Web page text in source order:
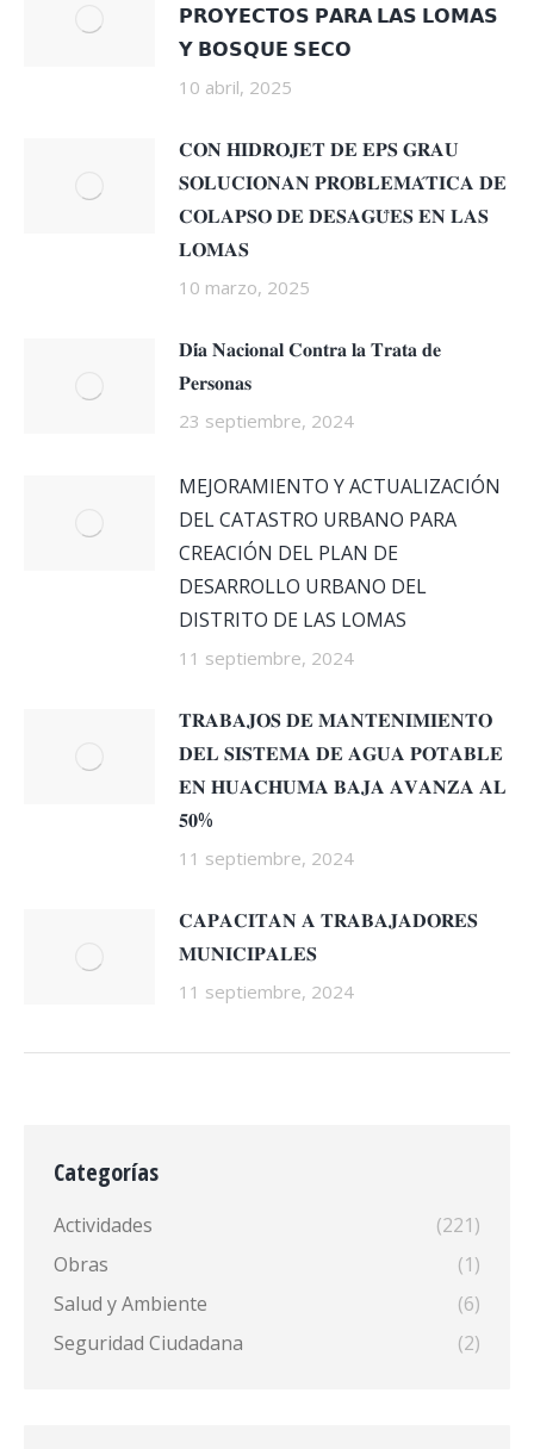
𝗣𝗥𝗢𝗬𝗘𝗖𝗧𝗢𝗦 𝗣𝗔𝗥𝗔 𝗟𝗔𝗦 𝗟𝗢𝗠𝗔𝗦
𝗬 𝗕𝗢𝗦𝗤𝗨𝗘 𝗦𝗘𝗖𝗢
10 abril, 2025
𝐂𝐎𝐍 𝐇𝐈𝐃𝐑𝐎𝐉𝐄𝐓 𝐃𝐄 𝐄𝐏𝐒 𝐆𝐑𝐀𝐔
𝐒𝐎𝐋𝐔𝐂𝐈𝐎𝐍𝐀𝐍 𝐏𝐑𝐎𝐁𝐋𝐄𝐌𝐀́𝐓𝐈𝐂𝐀 𝐃𝐄
𝐂𝐎𝐋𝐀𝐏𝐒𝐎 𝐃𝐄 𝐃𝐄𝐒𝐀𝐆𝐔̈𝐄𝐒 𝐄𝐍 𝐋𝐀𝐒
𝐋𝐎𝐌𝐀𝐒
10 marzo, 2025
𝐃𝐢́𝐚 𝐍𝐚𝐜𝐢𝐨𝐧𝐚𝐥 𝐂𝐨𝐧𝐭𝐫𝐚 𝐥𝐚 𝐓𝐫𝐚𝐭𝐚 𝐝𝐞
𝐏𝐞𝐫𝐬𝐨𝐧𝐚𝐬
23 septiembre, 2024
MEJORAMIENTO Y ACTUALIZACIÓN
DEL CATASTRO URBANO PARA
CREACIÓN DEL PLAN DE
DESARROLLO URBANO DEL
DISTRITO DE LAS LOMAS
11 septiembre, 2024
𝐓𝐑𝐀𝐁𝐀𝐉𝐎𝐒 𝐃𝐄 𝐌𝐀𝐍𝐓𝐄𝐍𝐈𝐌𝐈𝐄𝐍𝐓𝐎
𝐃𝐄𝐋 𝐒𝐈𝐒𝐓𝐄𝐌𝐀 𝐃𝐄 𝐀𝐆𝐔𝐀 𝐏𝐎𝐓𝐀𝐁𝐋𝐄
𝐄𝐍 𝐇𝐔𝐀𝐂𝐇𝐔𝐌𝐀 𝐁𝐀𝐉𝐀 𝐀𝐕𝐀𝐍𝐙𝐀 𝐀𝐋
𝟓𝟎%
11 septiembre, 2024
𝐂𝐀𝐏𝐀𝐂𝐈𝐓𝐀𝐍 𝐀 𝐓𝐑𝐀𝐁𝐀𝐉𝐀𝐃𝐎𝐑𝐄𝐒
𝐌𝐔𝐍𝐈𝐂𝐈𝐏𝐀𝐋𝐄𝐒
11 septiembre, 2024
Categorías
Actividades
(221)
Obras
(1)
Salud y Ambiente
(6)
Seguridad Ciudadana
(2)